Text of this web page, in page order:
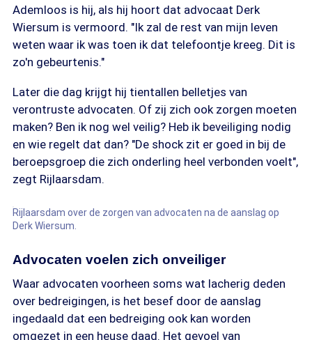
Ademloos is hij, als hij hoort dat advocaat Derk
Wiersum is vermoord. "Ik zal de rest van mijn leven
weten waar ik was toen ik dat telefoontje kreeg. Dit is
zo'n gebeurtenis."
Later die dag krijgt hij tientallen belletjes van
verontruste advocaten. Of zij zich ook zorgen moeten
maken? Ben ik nog wel veilig? Heb ik beveiliging nodig
en wie regelt dat dan? "De shock zit er goed in bij de
beroepsgroep die zich onderling heel verbonden voelt",
zegt Rijlaarsdam.
Rijlaarsdam over de zorgen van advocaten na de aanslag op
Derk Wiersum.
Advocaten voelen zich onveiliger
Waar advocaten voorheen soms wat lacherig deden
over bedreigingen, is het besef door de aanslag
ingedaald dat een bedreiging ook kan worden
omgezet in een heuse daad. Het gevoel van